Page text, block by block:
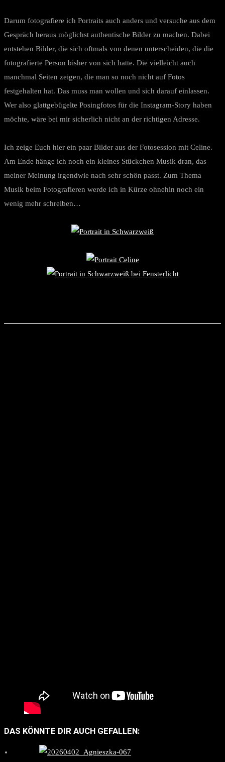
Darum fotografiere ich Portraits auch anders und versuche aus dem
Gespräch heraus möglichst authentische Bilder zu machen. Dabei
entstehen Bilder, die sich oftmals von denen unterscheiden, die die
fotografierte Person bisher von sich hatte. Die vielleicht auch
manchmal Seiten zeigen, die man so noch nicht auf Fotos
festgehalten hat. Das muss man wollen und sich darauf einlassen.
Wer also glattgebügelte Posingfotos für die Instagram-Story haben
möchte, wäre bei mir sicherlich nicht an der richtigen Adresse.
Ich zeige Euch hier ein paar Bilder aus der Fotosession mit Celine.
Am Ende hänge ich noch ein kleines Stückchen Musik dran, das
meiner Meinung irgendwie nach sehr schön passt. Zum Thema
Musik beim Fotografieren werde ich in Kürze ohnehin noch ein
wenig mehr schreiben…
DAS KÖNNTE DIR AUCH GEFALLEN: